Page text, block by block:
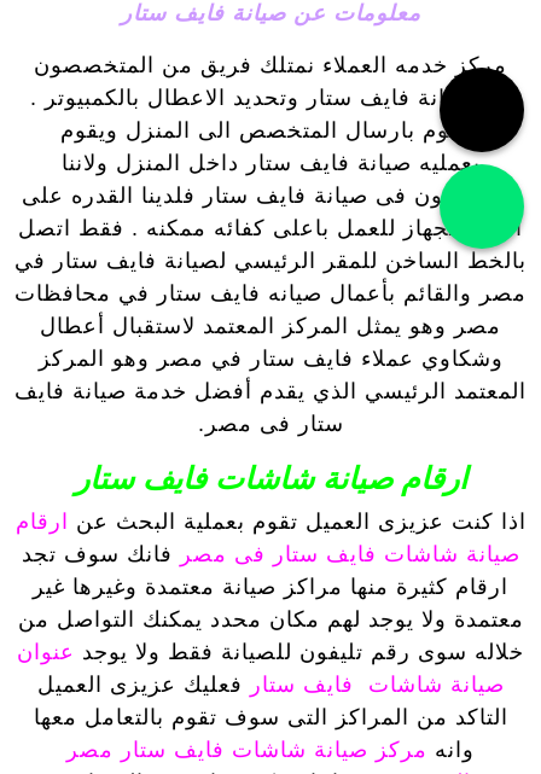
معلومات عن صيانة فايف ستار
مركز خدمه العملاء نمتلك فريق من المتخصصون
فى صيانة فايف ستار وتحديد الاعطال بالكمبيوتر .
ونقوم بارسال المتخصص الى المنزل ويقوم
بعمليه صيانة فايف ستار داخل المنزل ولاننا
متخصصون فى صيانة فايف ستار فلدينا القدره على
اعاده الجهاز للعمل باعلى كفائه ممكنه . فقط اتصل
بالخط الساخن للمقر الرئيسي لصيانة فايف ستار في
مصر والقائم بأعمال صيانه فايف ستار في محافظات
مصر وهو يمثل المركز المعتمد لاستقبال أعطال
وشكاوي عملاء فايف ستار في مصر وهو المركز
المعتمد الرئيسي الذي يقدم أفضل خدمة صيانة فايف
ستار فى مصر.
ارقام صيانة شاشات فايف ستار
اذا كنت عزيزى العميل تقوم بعملية البحث عن ارقام
صيانة شاشات فايف ستار فى مصر
فانك سوف تجد
ارقام كثيرة منها مراكز صيانة معتمدة وغيرها غير
معتمدة ولا يوجد لهم مكان محدد يمكنك التواصل من
خلاله سوى رقم تليفون للصيانة فقط ولا يوجد عنوان
صيانة شاشات فايف ستار فعليك عزيزى العميل
التاكد من المراكز التى سوف تقوم بالتعامل معها
وانه مركز صيانة شاشات فايف ستار مصر